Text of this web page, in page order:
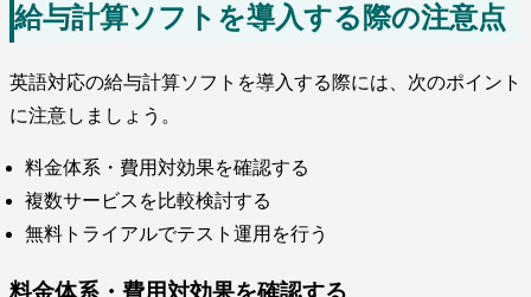
給与計算ソフトを導入する際の注意点
英語対応の給与計算ソフトを導入する際には、次のポイント
に注意しましょう。
料金体系・費用対効果を確認する
複数サービスを比較検討する
無料トライアルでテスト運用を行う
料金体系・費用対効果を確認する